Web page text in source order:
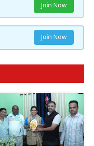
Join Now
Join Now